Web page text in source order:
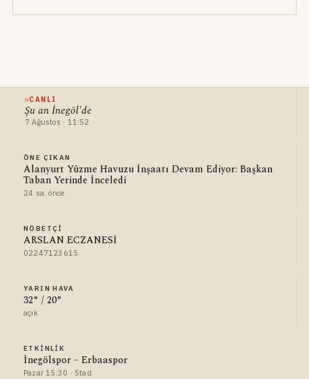
CANLI
Şu an İnegöl'de
7 Ağustos · 11:52
ÖNE ÇIKAN
Alanyurt Yüzme Havuzu İnşaatı Devam Ediyor: Başkan
Taban Yerinde İnceledi
24 sa. önce
NÖBETÇI
ARSLAN ECZANESİ
02247123615
YARIN HAVA
32° / 20°
açık
ETKINLIK
İnegölspor – Erbaaspor
Pazar 15:30 · Stad